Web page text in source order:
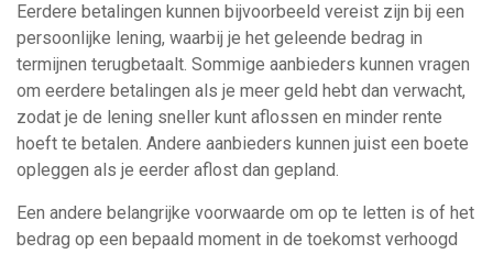
Eerdere betalingen kunnen bijvoorbeeld vereist zijn bij een
persoonlijke lening, waarbij je het geleende bedrag in
termijnen terugbetaalt. Sommige aanbieders kunnen vragen
om eerdere betalingen als je meer geld hebt dan verwacht,
zodat je de lening sneller kunt aflossen en minder rente
hoeft te betalen. Andere aanbieders kunnen juist een boete
opleggen als je eerder aflost dan gepland.
Een andere belangrijke voorwaarde om op te letten is of het
bedrag op een bepaald moment in de toekomst verhoogd